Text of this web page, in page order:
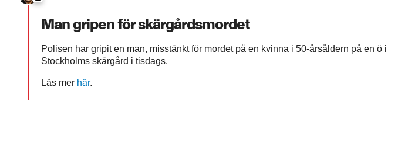
Man gripen för skärgårdsmordet
Polisen har gripit en man, misstänkt för mordet på en kvinna i 50-årsåldern på en ö i
Stockholms skärgård i tisdags.
Läs mer här.